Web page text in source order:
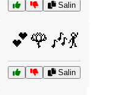
Salin
💕🌹🎶💃
Salin